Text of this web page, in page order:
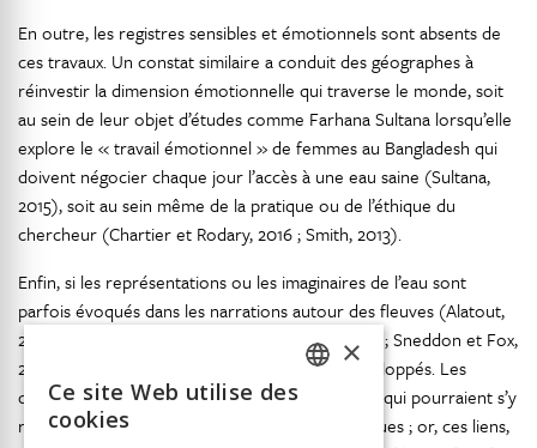
En outre, les registres sensibles et émotionnels sont absents de
ces travaux. Un constat similaire a conduit des géographes à
réinvestir la dimension émotionnelle qui traverse le monde, soit
au sein de leur objet d’études comme Farhana Sultana lorsqu’elle
explore le « travail émotionnel » de femmes au Bangladesh qui
doivent négocier chaque jour l’accès à une eau saine (Sultana,
2015), soit au sein même de la pratique ou de l’éthique du
chercheur (Chartier et Rodary, 2016 ; Smith, 2013).
Enfin, si les représentations ou les imaginaires de l’eau sont
parfois évoqués dans les narrations autour des fleuves (Alatout,
2012 ; Bakker, 1999 ; Bouleau, 2014 ; Molle, 2005 ; Sneddon et Fox,
2006), ces aspects n’y sont en général pas développés. Les
dimensions symboliques, éthiques et religieuses qui pourraient s’y
rapporter ne font pas l’objet d’analyses spécifiques ; or, ces liens,
×
Ce site Web utilise des
cookies